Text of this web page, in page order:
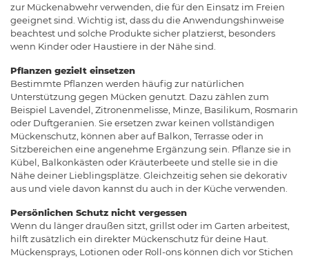
zur Mückenabwehr verwenden, die für den Einsatz im Freien
geeignet sind. Wichtig ist, dass du die Anwendungshinweise
beachtest und solche Produkte sicher platzierst, besonders
wenn Kinder oder Haustiere in der Nähe sind.
Pflanzen gezielt einsetzen
Bestimmte Pflanzen werden häufig zur natürlichen
Unterstützung gegen Mücken genutzt. Dazu zählen zum
Beispiel Lavendel, Zitronenmelisse, Minze, Basilikum, Rosmarin
oder Duftgeranien. Sie ersetzen zwar keinen vollständigen
Mückenschutz, können aber auf Balkon, Terrasse oder in
Sitzbereichen eine angenehme Ergänzung sein. Pflanze sie in
Kübel, Balkonkästen oder Kräuterbeete und stelle sie in die
Nähe deiner Lieblingsplätze. Gleichzeitig sehen sie dekorativ
aus und viele davon kannst du auch in der Küche verwenden.
Persönlichen Schutz nicht vergessen
Wenn du länger draußen sitzt, grillst oder im Garten arbeitest,
hilft zusätzlich ein direkter Mückenschutz für deine Haut.
Mückensprays, Lotionen oder Roll-ons können dich vor Stichen